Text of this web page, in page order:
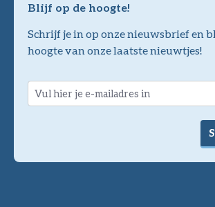
Blijf op de hoogte!
Schrijf je in op onze nieuwsbrief en
hoogte van onze laatste nieuwtjes!